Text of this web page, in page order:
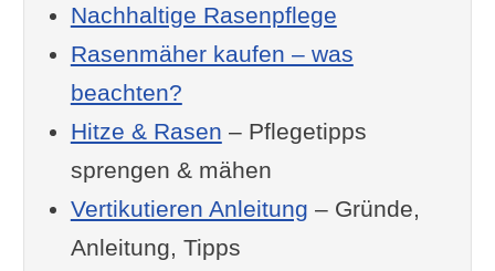
Nachhaltige Rasenpflege
Rasenmäher kaufen – was
beachten?
Hitze & Rasen – Pflegetipps
sprengen & mähen
Vertikutieren Anleitung – Gründe,
Anleitung, Tipps